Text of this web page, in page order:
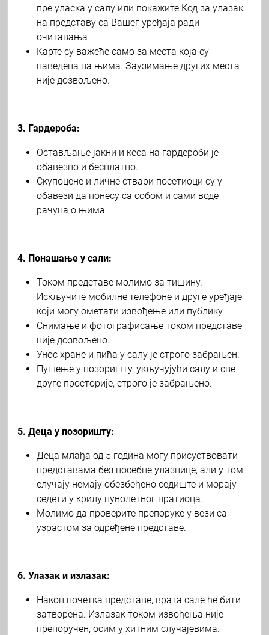
пре уласка у салу или покажите Код за улазак
на представу са Вашег уређаја ради
очитавања
Карте су важеће само за места која су
наведена на њима. Заузимање других места
није дозвољено.
3. Гардероба:
Остављање јакни и кеса на гардероби је
обавезно и бесплатно.
Скупоцене и личне ствари посетиоци су у
обавези да понесу са собом и сами воде
рачуна о њима.
4. Понашање у сали:
Током представе молимо за тишину.
Искључите мобилне телефоне и друге уређаје
који могу ометати извођење или публику.
Снимање и фотографисање током представе
није дозвољено.
Унос хране и пића у салу је строго забрањен.
Пушење у позоришту, укључујући салу и све
друге просторије, строго је забрањено.
5. Деца у позоришту:
Деца млађа од 5 година могу присуствовати
представама без посебне улазнице, али у том
случају немају обезбеђено седиште и морају
седети у крилу пунолетног пратиоца.
Молимо да проверите препоруке у вези са
узрастом за одређене представе.
6. Улазак и излазак:
Након почетка представе, врата сале ће бити
затворена. Излазак током извођења није
препоручен, осим у хитним случајевима.